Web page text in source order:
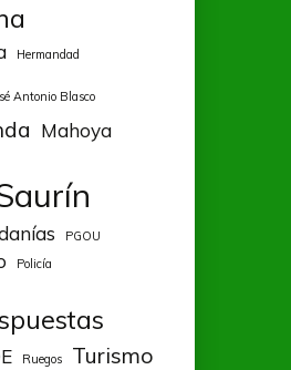
Hermandad
Antonio Blasco
Mahoya
PGOU
Policía
Ruegos Turismo